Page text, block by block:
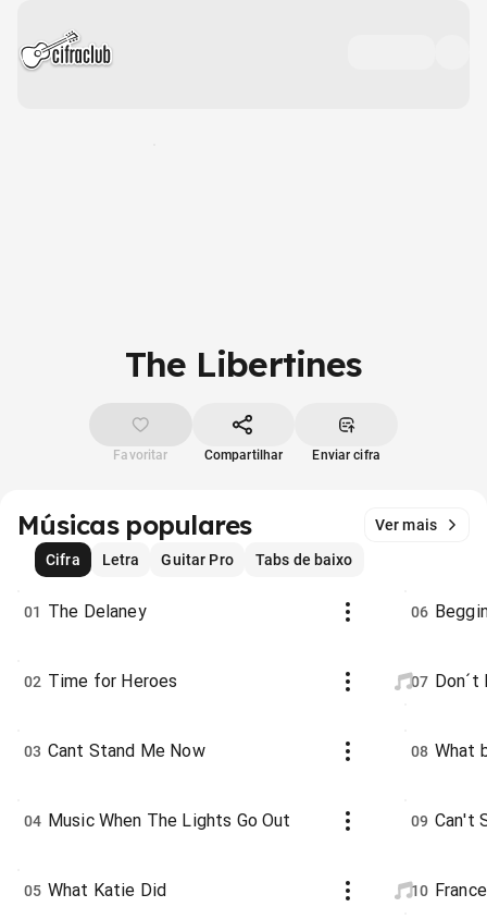
The Libertines
Favoritar Compartilhar Enviar cifra
Músicas populares
Ver mais
Cifra
Letra Guitar Pro Tabs de baixo
01 The Delaney
02 Time for Heroes
03 Cant Stand Me Now
04 Music When The Lights Go Out
05 What Katie Did
06
07 Don´t
08 What
09 Can't
10 France